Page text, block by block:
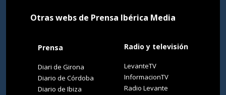
Otras webs de Prensa Ibérica Media
Prensa
Diari de Girona
Diario de Córdoba
Diario de Ibiza
Radio y televisión
LevanteTV
InformacionTV
Radio Levante